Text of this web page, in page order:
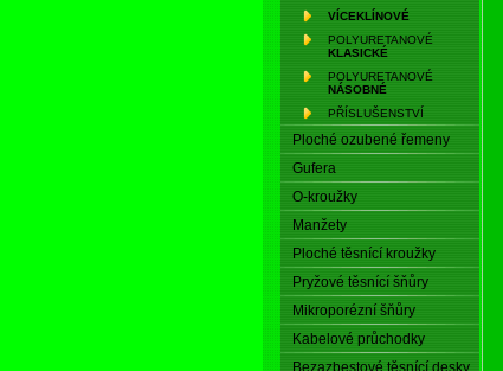
VÍCEKLÍNOVÉ
POLYURETANOVÉ
KLASICKÉ
POLYURETANOVÉ
NÁSOBNÉ
PŘÍSLUŠENSTVÍ
Ploché ozubené řemeny
Gufera
O-kroužky
Manžety
Ploché těsnící kroužky
Pryžové těsnící šňůry
Mikroporézní šňůry
Kabelové průchodky
Bezazbestové těsnící desky